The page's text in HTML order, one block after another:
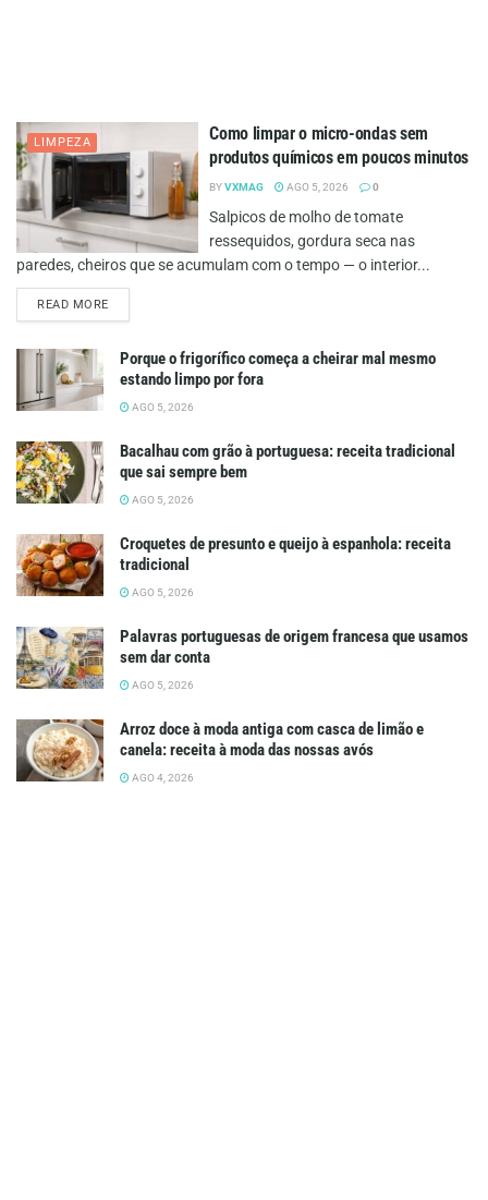
LIMPEZA
Como limpar o micro-ondas sem
produtos químicos em poucos minutos
BYVXMAG AGO 5, 2026 0
Salpicos de molho de tomate
ressequidos, gordura seca nas
paredes, cheiros que se acumulam com o tempo — o interior...
READ MOREDETAILS
Porque o frigorífico começa a cheirar mal mesmo
estando limpo por fora
AGO 5, 2026
Bacalhau com grão à portuguesa: receita tradicional
que sai sempre bem
AGO 5, 2026
Croquetes de presunto e queijo à espanhola: receita
tradicional
AGO 5, 2026
Palavras portuguesas de origem francesa que usamos
sem dar conta
AGO 5, 2026
Arroz doce à moda antiga com casca de limão e
canela: receita à moda das nossas avós
AGO 4, 2026